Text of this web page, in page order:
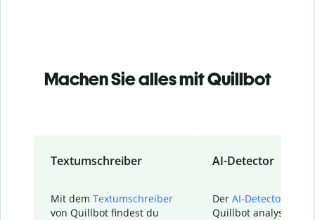
Machen Sie alles mit Quillbot
Textumschreiber
Mit dem Textumschreiber
von Quillbot findest du
AI-Detector
Der AI-Detector
Quillbot analysiert